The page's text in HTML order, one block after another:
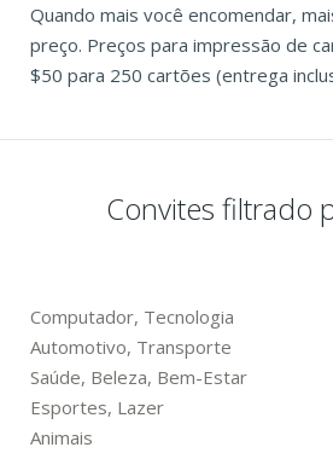
Quando mais você encomendar,
preço. Preços para impressão de
$50 para 250 cartões (entrega
Convites filtrado
Computador, Tecnologia
Automotivo, Transporte
Saúde, Beleza, Bem-Estar
Esportes, Lazer
Animais